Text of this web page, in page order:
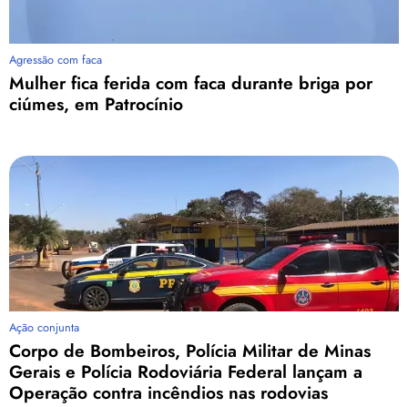
Agressão com faca
Mulher fica ferida com faca durante briga por
ciúmes, em Patrocínio
Ação conjunta
Corpo de Bombeiros, Polícia Militar de Minas
Gerais e Polícia Rodoviária Federal lançam a
Operação contra incêndios nas rodovias